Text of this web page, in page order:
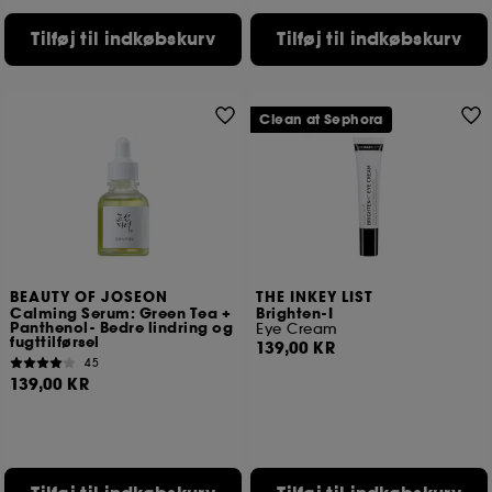
Tilføj til indkøbskurv Tilføj til indkøbskurv
BEAUTY OF JOSEON
Calming Serum: Green Tea +
Panthenol- Bedre lindring og
fugttilførsel
45
139,00 KR
THE INKEY LIST
Brighten-I
Eye Cream
139,00 KR
Clean at Sephora
Bortset fra tekniske cookies kræver deponering og
behandling af disse oplysninger din tilladelse. Du kan
tilpasse dine valg vedrørende placeringen af ​​disse
nedenfor eller beslutte at "acceptere alle" eller "afvise
alle". Du kan til enhver tid vælge at trække dit
samtykke tilbage. Hvis du ønsker mere information om